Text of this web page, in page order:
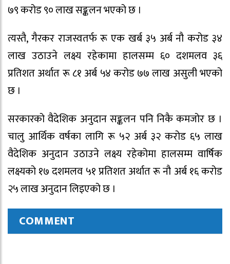
७९ करोड ९० लाख सङ्कलन भएको छ ।
त्यस्तै, गैरकर राजस्वतर्फ रू एक खर्ब ३५ अर्ब नौ करोड ३४
लाख उठाउने लक्ष्य रहेकामा हालसम्म ६० दशमलव ३६
प्रतिशत अर्थात रू ८१ अर्ब ५४ करोड ७७ लाख असुली भएको
छ ।
सरकारको वैदेशिक अनुदान सङ्कलन पनि निकै कमजोर छ ।
चालु आर्थिक वर्षका लागि रू ५२ अर्ब ३२ करोड ६५ लाख
वैदेशिक अनुदान उठाउने लक्ष्य रहेकोमा हालसम्म वार्षिक
लक्ष्यको १७ दशमलव ५१ प्रतिशत अर्थात रू नौ अर्ब १६ करोड
२५ लाख अनुदान लिइएको छ ।
COMMENT